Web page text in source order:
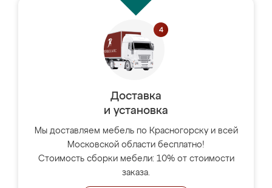
Доставка
и установка
Мы доставляем мебель по Красногорску и всей
Московской области бесплатно!
Стоимость сборки мебели: 10% от стоимости
заказа.